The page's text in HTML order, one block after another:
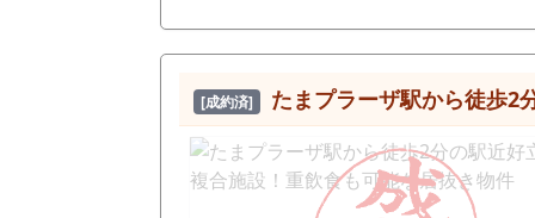
[成約済] たまプラーザ駅から徒歩2